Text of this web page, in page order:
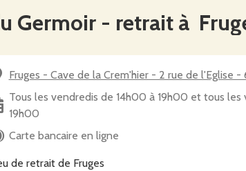
Germoir - retrait à
Fruges - Cave de la Crem'hier - 2 rue de l'Eglise -
Tous les vendredis de 14h00 à 19h00 et tous les
19h00
Carte bancaire en ligne
de retrait de Fruges